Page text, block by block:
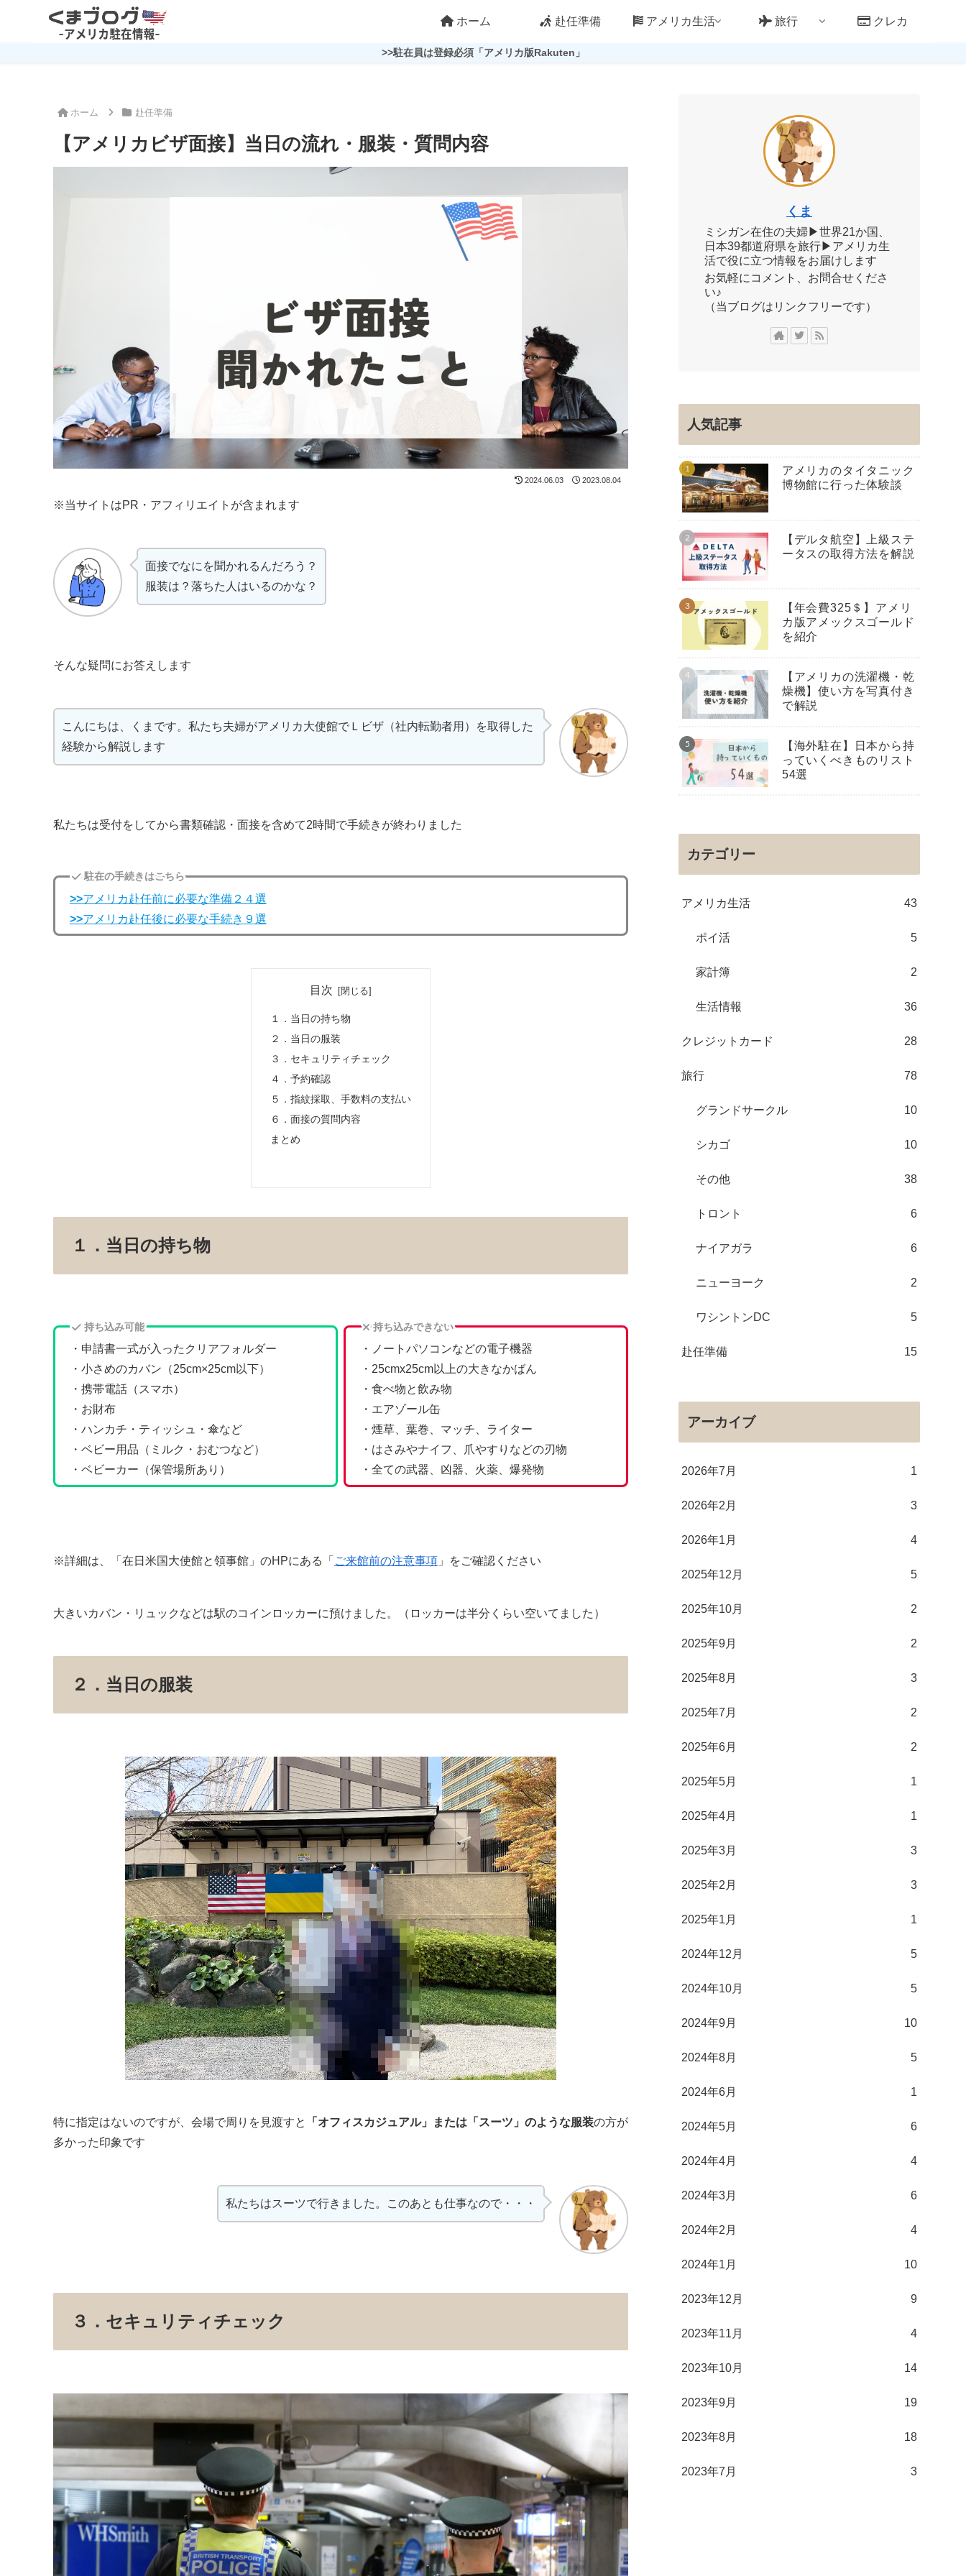
ホーム 赴任準備 アメリカ生活 旅行 クレカ
>>駐在員は登録必須「アメリカ版Rakuten」
ホーム 赴任準備
【アメリカビザ面接】当日の流れ・服装・質問内容
2024.06.03 2023.08.04
※当サイトはPR・アフィリエイトが含まれます
面接でなにを聞かれるんだろう？
服装は？落ちた人はいるのかな？
そんな疑問にお答えします
こんにちは、くまです。私たち夫婦がアメリカ大使館でＬビザ（社内転勤者用）を取得した
経験から解説します
私たちは受付をしてから書類確認・面接を含めて2時間で手続きが終わりました
駐在の手続きはこちら
>>アメリカ赴任前に必要な準備２４選
>>アメリカ赴任後に必要な手続き９選
目次
１．当日の持ち物
２．当日の服装
３．セキュリティチェック
４．予約確認
５．指紋採取、手数料の支払い
６．面接の質問内容
まとめ
１．当日の持ち物
持ち込み可能
・申請書一式が入ったクリアフォルダー
・小さめのカバン（25cm×25cm以下）
・携帯電話（スマホ）
・お財布
・ハンカチ・ティッシュ・傘など
・ベビー用品（ミルク・おむつなど）
・ベビーカー（保管場所あり）
持ち込みできない
・ノートパソコンなどの電子機器
・25cmx25cm以上の大きなかばん
・食べ物と飲み物
・エアゾール缶
・煙草、葉巻、マッチ、ライター
・はさみやナイフ、爪やすりなどの刃物
・全ての武器、凶器、火薬、爆発物
※詳細は、「在日米国大使館と領事館」のHPにある「 ご来館前の注意事項 」をご確認ください
大きいカバン・リュックなどは駅のコインロッカーに預けました。（ロッカーは半分くらい空いてました）
２．当日の服装
特に指定はないのですが、会場で周りを見渡すと 「オフィスカジュアル」または「スーツ」のような服装の方が
多かった印象です
私たちはスーツで行きました。このあとも仕事なので・・・
３．セキュリティチェック
くま
ミシガン在住の夫婦▶世界21か国、
日本39都道府県を旅行▶アメリカ生
活で役に立つ情報をお届けします
お気軽にコメント、お問合せくださ
い♪
（当ブログはリンクフリーです）
人気記事
アメリカのタイタニック
博物館に行った体験談
【デルタ航空】上級ステ
ータスの取得方法を解説
【年会費325＄】アメリ
カ版アメックスゴールド
を紹介
【アメリカの洗濯機・乾
燥機】使い方を写真付き
で解説
【海外駐在】日本から持
っていくべきものリスト
54選
カテゴリー
アメリカ生活 43
ポイ活 5
家計簿 2
生活情報 36
クレジットカード 28
旅行 78
グランドサークル 10
シカゴ 10
その他 38
トロント 6
ナイアガラ 6
ニューヨーク 2
ワシントンDC 5
赴任準備 15
アーカイブ
2026年7月 1
2026年2月 3
2026年1月 4
2025年12月 5
2025年10月 2
2025年9月 2
2025年8月 3
2025年7月 2
2025年6月 2
2025年5月 1
2025年4月 1
2025年3月 3
2025年2月 3
2025年1月 1
2024年12月 5
2024年10月 5
2024年9月 10
2024年8月 5
2024年6月 1
2024年5月 6
2024年4月 4
2024年3月 6
2024年2月 4
2024年1月 10
2023年12月 9
2023年11月 4
2023年10月 14
2023年9月 19
2023年8月 18
2023年7月 3